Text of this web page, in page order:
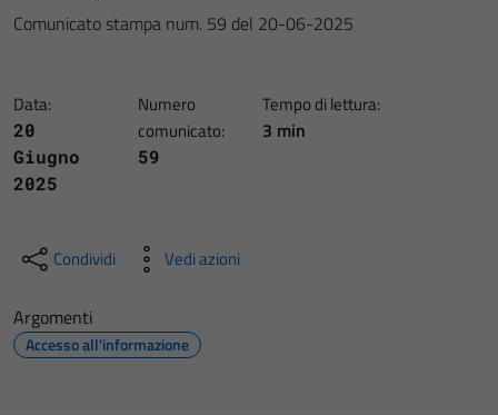
Comunicato stampa num. 59 del 20-06-2025
Data:
20
Giugno
2025
Numero
comunicato:
59
Tempo di lettura:
3 min
Condividi Vedi azioni
Argomenti
Accesso all'informazione